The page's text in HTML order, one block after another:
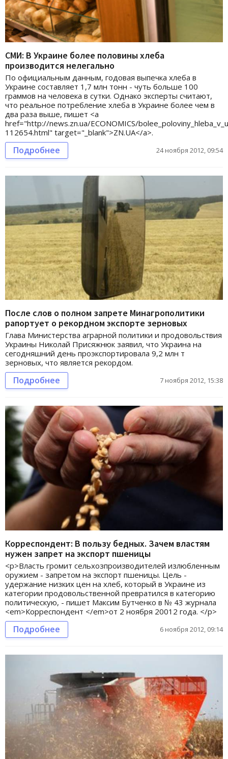
СМИ: В Украине более половины хлеба
производится нелегально
По официальным данным, годовая выпечка хлеба в
Украине составляет 1,7 млн тонн - чуть больше 100
граммов на человека в сутки. Однако эксперты считают,
что реальное потребление хлеба в Украине более чем в
два раза выше, пишет <a
href="http://news.zn.ua/ECONOMICS/
112654.html" target="_blank">ZN.UA</a>.
Подробнее 24 ноября 2012, 09:54
После слов о полном запрете Минагрополитики
рапортует о рекордном экспорте зерновых
Глава Министерства аграрной политики и продовольствия
Украины Николай Присяжнюк заявил, что Украина на
сегодняшний день проэкспортировала 9,2 млн т
зерновых, что является рекордом.
Подробнее 7 ноября 2012, 15:38
Корреспондент: В пользу бедных. Зачем властям
нужен запрет на экспорт пшеницы
<p>Власть громит сельхозпроизводителей излюбленным
оружием - запретом на экспорт пшеницы. Цель -
удержание низких цен на хлеб, который в Украине из
категории продовольственной превратился в категорию
политическую, - пишет Максим Бутченко в № 43 журнала
<em>Корреспондент </em>от 2 ноября 20012 года. </p>
Подробнее 6 ноября 2012, 09:14